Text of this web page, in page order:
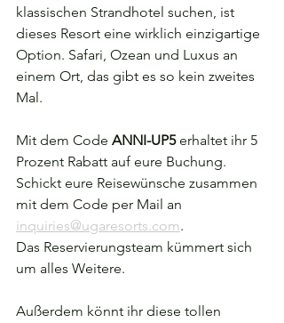
klassischen Strandhotel suchen, ist
dieses Resort eine wirklich einzigartige
Option. Safari, Ozean und Luxus an
einem Ort, das gibt es so kein zweites
Mal.
Mit dem Code ANNI-UP5 erhaltet ihr 5
Prozent Rabatt auf eure Buchung.
Schickt eure Reisewünsche zusammen
mit dem Code per Mail an
inquiries@ugaresorts.com.
Das Reservierungsteam kümmert sich
um alles Weitere.
Außerdem könnt ihr diese tollen